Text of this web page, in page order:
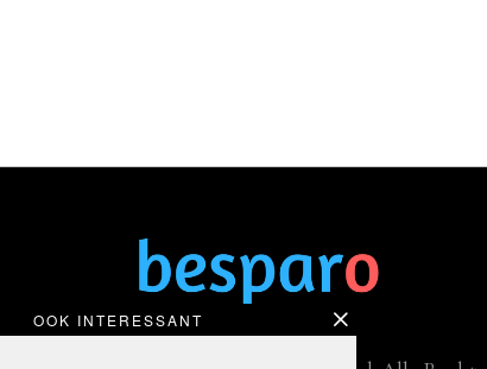
OOK INTERESSANT